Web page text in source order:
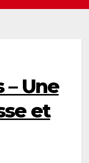
– Une
et